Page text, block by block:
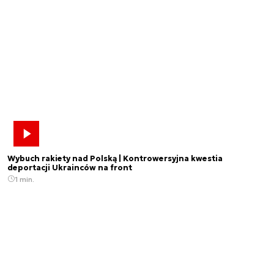
Wybuch rakiety nad Polską | Kontrowersyjna kwestia
deportacji Ukrainców na front
1 min.